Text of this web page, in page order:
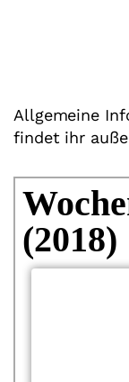
Allgemeine
findet ihr
(2018)